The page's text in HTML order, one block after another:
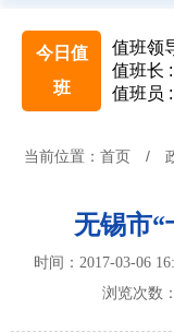
今日值
班
值班领
值班长
值班员
当前位置： 首页 /
无锡市“
时间：2017-03-06
浏览次数